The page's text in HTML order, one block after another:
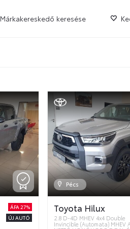
Márkakereskedő keresése
ÁFA 27%
ÚJ AUTÓ
Pécs
Toyota Hilux
2.8 D-4D MHEV 4x4 Double
Invincible (Automata) MHEV